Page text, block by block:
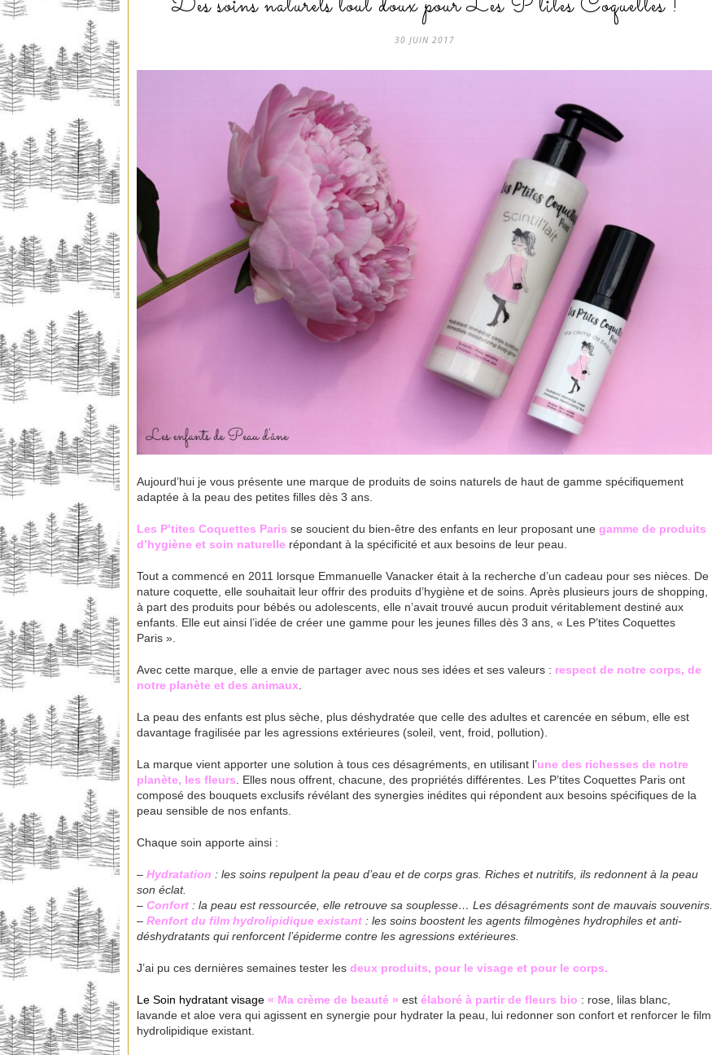
30 JUIN 2017
Aujourd’hui je vous présente une marque de produits de soins naturels de haut de gamme spéciﬁquement
adaptée à la peau des petites ﬁlles dès 3 ans.
Les P’tites Coquettes Paris se soucient du bien-être des enfants en leur proposant une gamme de produits
d’hygiène et soin naturelle répondant à la spécificité et aux besoins de leur peau.
Tout a commencé en 2011 lorsque Emmanuelle Vanacker était à la recherche d’un cadeau pour ses nièces. De
nature coquette, elle souhaitait leur offrir des produits d’hygiène et de soins. Après plusieurs jours de shopping,
à part des produits pour bébés ou adolescents, elle n’avait trouvé aucun produit véritablement destiné aux
enfants. Elle eut ainsi l’idée de créer une gamme pour les jeunes filles dès 3 ans, « Les P’tites Coquettes
Paris ».
Avec cette marque, elle a envie de partager avec nous ses idées et ses valeurs : respect de notre corps, de
notre planète et des animaux.
La peau des enfants est plus sèche, plus déshydratée que celle des adultes et carencée en sébum, elle est
davantage fragilisée par les agressions extérieures (soleil, vent, froid, pollution).
La marque vient apporter une solution à tous ces désagréments, en utilisant l’une des richesses de notre
planète, les fleurs. Elles nous offrent, chacune, des propriétés différentes. Les P’tites Coquettes Paris ont
composé des bouquets exclusifs révélant des synergies inédites qui répondent aux besoins spécifiques de la
peau sensible de nos enfants.
Chaque soin apporte ainsi :
– Hydratation : les soins repulpent la peau d’eau et de corps gras. Riches et nutritifs, ils redonnent à la peau
son éclat.
– Confort : la peau est ressourcée, elle retrouve sa souplesse… Les désagréments sont de mauvais souvenirs.
– Renfort du film hydrolipidique existant : les soins boostent les agents filmogènes hydrophiles et anti-
déshydratants qui renforcent l’épiderme contre les agressions extérieures.
J’ai pu ces dernières semaines tester les deux produits, pour le visage et pour le corps.
Le Soin hydratant visage « Ma crème de beauté » est élaboré à partir de fleurs bio : rose, lilas blanc,
lavande et aloe vera qui agissent en synergie pour hydrater la peau, lui redonner son confort et renforcer le film
hydrolipidique existant.